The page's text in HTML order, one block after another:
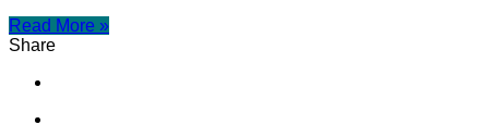
Read More »
Share